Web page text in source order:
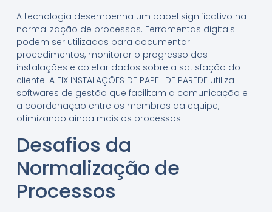
A tecnologia desempenha um papel significativo na
normalização de processos. Ferramentas digitais
podem ser utilizadas para documentar
procedimentos, monitorar o progresso das
instalações e coletar dados sobre a satisfação do
cliente. A FIX INSTALAÇÕES DE PAPEL DE PAREDE utiliza
softwares de gestão que facilitam a comunicação e
a coordenação entre os membros da equipe,
otimizando ainda mais os processos.
Desafios da
Normalização de
Processos